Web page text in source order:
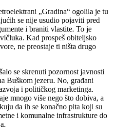
„Gradina“ ogolila je tu
se nije usudio pojaviti pred
i braniti vlastite. To je
Kad prospeš obiteljsko
ne preostaje ti ništa drugo
se skrenuti pozornost javnosti
Buškom jezeru. No, građani
i političkog marketinga.
mnogo više nego što dobiva, a
da ih se konačno pita koji su
i komunalne infrastrukture do